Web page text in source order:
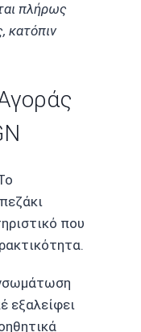
πλήρως
κατόπιν
που
εξαλείφει